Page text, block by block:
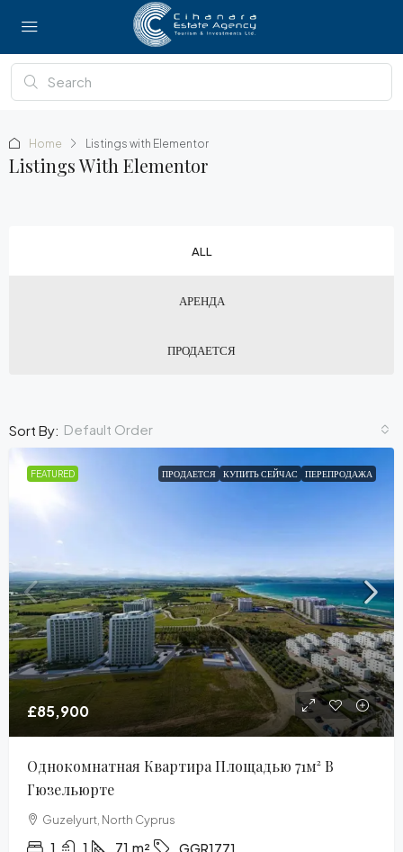
Home Listings with Elementor
Listings With Elementor
ALL
АРЕНДА
ПРОДАЕТСЯ
Sort By: Default Order
FEATURED ПРОДАЕТСЯ КУПИТЬ СЕЙЧАС ПЕРЕПРОДАЖА
£85,900
Однокомнатная Квартира Площадью 71м² В
Гюзельюрте
Guzelyurt, North Cyprus
1 1 71 m² GGR1771